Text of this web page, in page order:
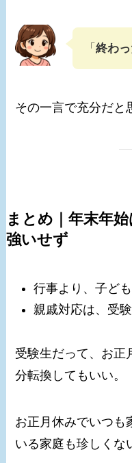
「終わ
その一言で充分だと
まとめ｜年末年
強いせず
行事より、子ど
親戚対応は、受
受験生だって、お正
分転換してもいい。
お正月休みでいつも
いる家庭も珍しくな